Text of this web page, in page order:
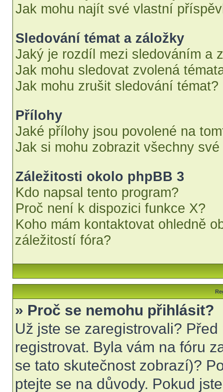
Jak mohu najít své vlastní
Sledování témat a záložky
Jaký je rozdíl mezi sledováním a
Jak mohu sledovat zvolená
Jak mohu zrušit sledování témat?
Přílohy
Jaké přílohy jsou povolené na
Jak si mohu zobrazit všechny
Záležitosti okolo phpBB 3
Kdo napsal tento program?
Proč není k dispozici funkce X?
Koho mám kontaktovat ohledně
záležitostí fóra?
» Proč se nemohu přihlásit?
Už jste se zaregistrovali?
registrovat. Byla vám na fóru
se tato skutečnost zobrazí)?
ptejte se na důvody. Pokud